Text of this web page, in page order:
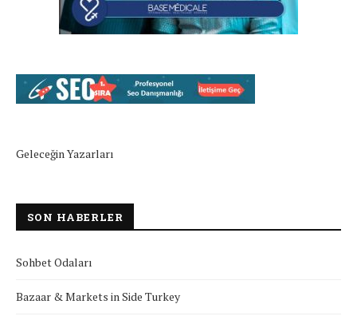
Geleceğin Yazarları
SON HABERLER
Sohbet Odaları
Bazaar & Markets in Side Turkey